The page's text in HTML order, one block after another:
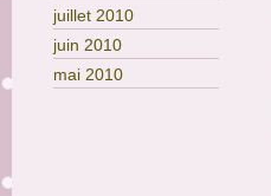
juillet 2010
juin 2010
mai 2010